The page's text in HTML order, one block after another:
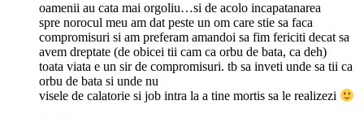
oamenii au cata mai orgoliu…si de acolo incapatanarea
spre norocul meu am dat peste un om care stie sa faca
compromisuri si am preferam amandoi sa fim fericiti decat sa
avem dreptate (de obicei tii cam ca orbu de bata, ca deh)
toata viata e un sir de compromisuri. tb sa inveti unde sa tii ca
orbu de bata si unde nu
visele de calatorie si job intra la a tine mortis sa le realizezi